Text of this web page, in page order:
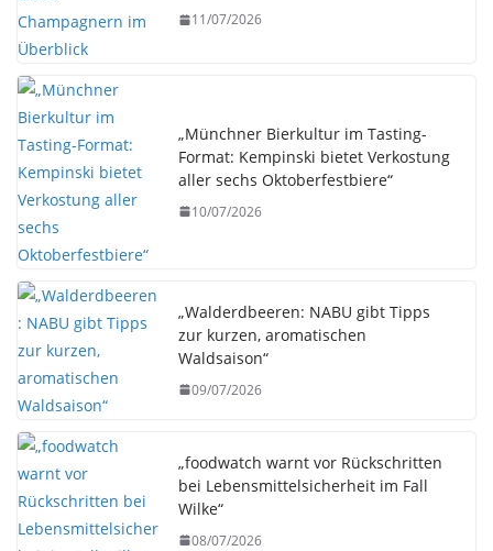
11/07/2026
„Münchner Bierkultur im Tasting-
Format: Kempinski bietet Verkostung
aller sechs Oktoberfestbiere“
10/07/2026
„Walderdbeeren: NABU gibt Tipps
zur kurzen, aromatischen
Waldsaison“
09/07/2026
„foodwatch warnt vor Rückschritten
bei Lebensmittelsicherheit im Fall
Wilke“
08/07/2026